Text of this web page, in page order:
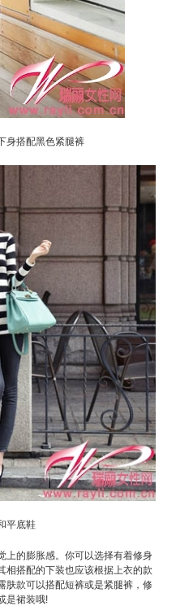
身搭配黑色紧腿裤
平底鞋
上的膨胀感。你可以选择有着修身
相搭配的下装也应该根据上衣的款
肤款可以搭配短裤或是紧腿裤，修
是裙装哦!